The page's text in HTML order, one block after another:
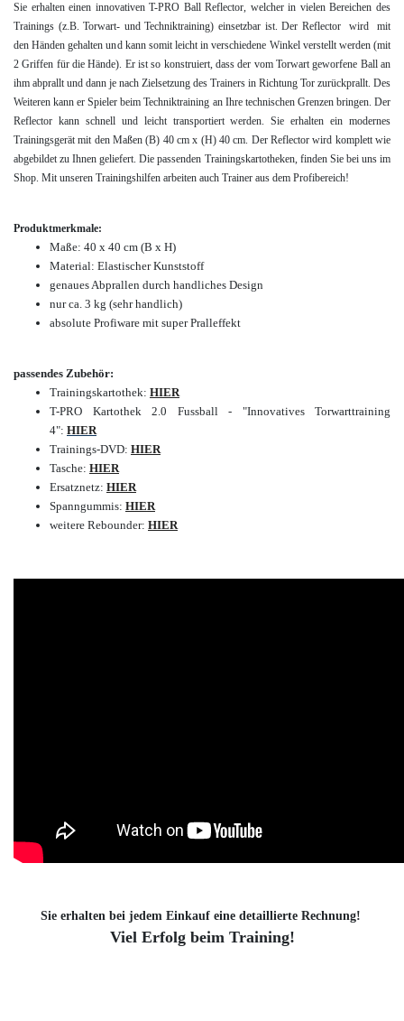
Sie erhalten einen innovativen T-PRO Ball Reflector, welcher in vielen Bereichen des
Trainings (z.B. Torwart- und Techniktraining) einsetzbar ist. Der Reflector wird mit
den Händen gehalten und kann somit leicht in verschiedene Winkel verstellt werden (mit
2 Griffen für die Hände). Er ist so konstruiert, dass der vom Torwart geworfene Ball an
ihm abprallt und dann je nach Zielsetzung des Trainers in Richtung Tor zurückprallt. Des
Weiteren kann er Spieler beim Techniktraining an Ihre technischen Grenzen bringen. Der
Reflector kann schnell und leicht transportiert werden. Sie erhalten ein modernes
Trainingsgerät mit den Maßen (B) 40 cm x (H) 40 cm. Der Reflector wird komplett wie
abgebildet zu Ihnen geliefert. Die passenden Trainingskartotheken, finden Sie bei uns im
Shop. Mit unseren Trainingshilfen arbeiten auch Trainer aus dem Profibereich!
Produktmerkmale:
Maße: 40 x 40 cm (B x H)
Material: Elastischer Kunststoff
genaues Abprallen durch handliches Design
nurca. 3 kg (sehr handlich)
absolute Profiware mit super Pralleffekt
passendes Zubehör:
Trainingskartothek: HIER
T-PRO Kartothek 2.0 Fussball - "Innovatives Torwarttraining
4": HIER
Trainings-DVD: HIER
Tasche: HIER
Ersatznetz: HIER
Spanngummis: HIER
weitere Rebounder: HIER
Sie erhalten bei jedem Einkauf eine detaillierte Rechnung!
Viel Erfolg beim Training!